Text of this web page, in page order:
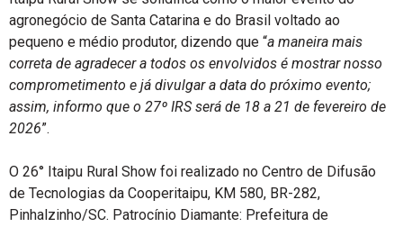
agronegócio de Santa Catarina e do Brasil voltado ao
pequeno e médio produtor, dizendo que “a maneira mais
correta de agradecer a todos os envolvidos é mostrar nosso
comprometimento e já divulgar a data do próximo evento;
assim, informo que o 27º IRS será de 18 a 21 de fevereiro de
2026”.
O 26° Itaipu Rural Show foi realizado no Centro de Difusão
de Tecnologias da Cooperitaipu, KM 580, BR-282,
Pinhalzinho/SC. Patrocínio Diamante: Prefeitura de